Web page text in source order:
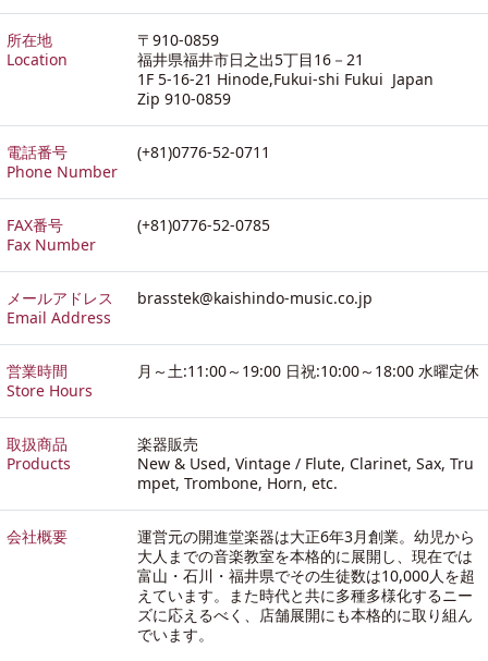
所在地
Location
〒910-0859
福井県福井市日之出5丁目16－21
1F 5-16-21 Hinode,Fukui-shi Fukui Japan
Zip 910-0859
電話番号
Phone Number
(+81)0776-52-0711
FAX番号
Fax Number
(+81)0776-52-0785
メールアドレス
Email Address
brasstek@kaishindo-music.co.jp
営業時間
Store Hours
月～土:11:00～19:00 日祝:10:00～18:00 水曜定休
取扱商品
Products
楽器販売
New & Used, Vintage / Flute, Clarinet, Sax, Tru
mpet, Trombone, Horn, etc.
会社概要
運営元の開進堂楽器は大正6年3月創業。幼児から
大人までの音楽教室を本格的に展開し、現在では
富山・石川・福井県でその生徒数は10,000人を超
えています。また時代と共に多種多様化するニー
ズに応えるべく、店舗展開にも本格的に取り組ん
でいます。